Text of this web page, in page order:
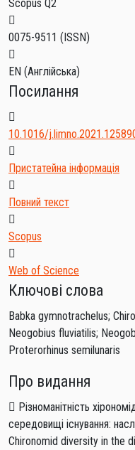
Scopus Q2
0075-9511 (ISSN)
EN (Англійська)
Посилання
10.1016/
Пристатейна інформація
Повний текст
Scopus
Web of Science
Ключові слова
Babka gymnotrachelus;
Neogobius fluviatilis;
Proterorhinus semilunaris
Про видання
Різноманітність
середовищі існування:
Chironomid diversity in the